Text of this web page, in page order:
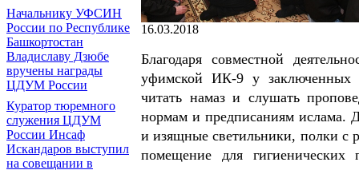
Начальнику УФСИН
России по Республике
Башкортостан
Владиславу Дзюбе
вручены награды
ЦДУМ России
Куратор тюремного
служения ЦДУМ
России Инсаф
Искандаров выступил
на совещании в
16.03.2018
Благодаря совместной
уфимской ИК-9 у заключенных
читать намаз и слушать
нормам и предписаниям ислама.
и изящные светильники, полки с
помещение для